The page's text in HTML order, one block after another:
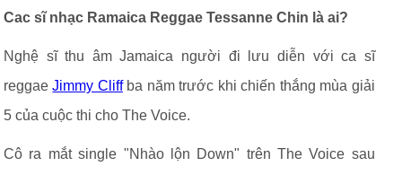
Cac sĩ nhạc Ramaica Reggae Tessanne Chin là ai?
Nghệ sĩ thu âm Jamaica người đi lưu diễn với ca sĩ
reggaeJimmy Cliffba năm trước khi chiến thắng mùa giải
5 của cuộc thi cho The Voice.
Cô ra mắt single "Nhào lộn Down" trên The Voice sau